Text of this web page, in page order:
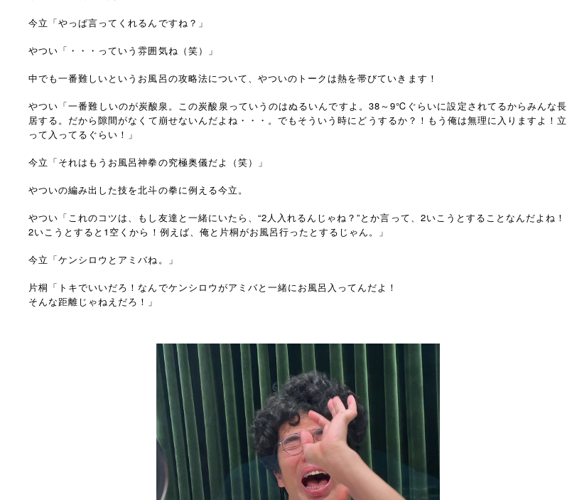
今立「やっぱ言ってくれるんですね？」
やつい「・・・っていう雰囲気ね（笑）」
中でも一番難しいというお風呂の攻略法について、やついのトークは熱を帯びていきます！
やつい「一番難しいのが炭酸泉。この炭酸泉っていうのはぬるいんですよ。38～9℃ぐらいに設定されてるからみんな長
居する。だから隙間がなくて崩せないんだよね・・・。でもそういう時にどうするか？！もう俺は無理に入りますよ！立
って入ってるぐらい！」
今立「それはもうお風呂神拳の究極奥儀だよ（笑）」
やついの編み出した技を北斗の拳に例える今立。
やつい「これのコツは、もし友達と一緒にいたら、“2人入れるんじゃね？”とか言って、2いこうとすることなんだよね！
2いこうとすると1空くから！例えば、俺と片桐がお風呂行ったとするじゃん。」
今立「ケンシロウとアミバね。」
片桐「トキでいいだろ！なんでケンシロウがアミバと一緒にお風呂入ってんだよ！
そんな距離じゃねえだろ！」